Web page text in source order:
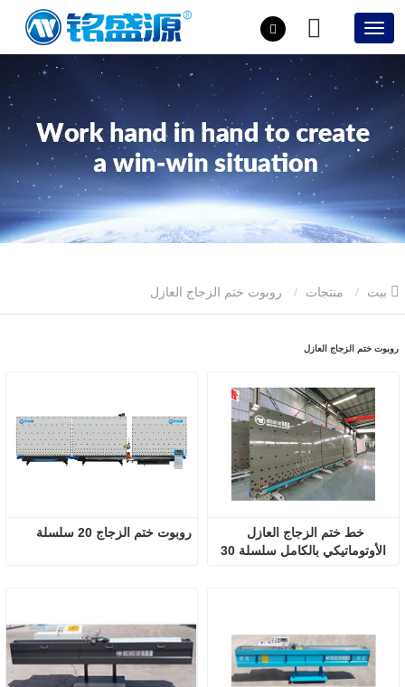
منتجات
روبوت ختم الزجاج العازل
روبوت ختم الزجاج 20 سلسلة
الأوتوماتيكي بالكامل سلسلة 30